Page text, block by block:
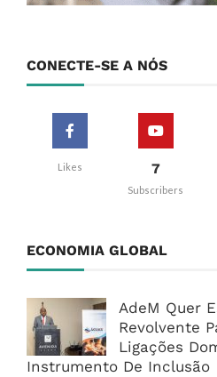
CONECTE-SE A NÓS
Likes 7
Subscribers
ECONOMIA GLOBAL
AdeM Quer
Revolvente
Ligações
Instrumento De Inclusão